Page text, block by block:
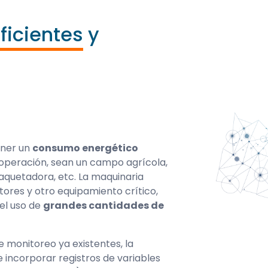
y
un consumo energético
sean un campo agrícola,
etc. La maquinaria
y otro equipamiento crítico,
uso de grandes cantidades de
monitoreo ya existentes, la
incorporar registros de variables